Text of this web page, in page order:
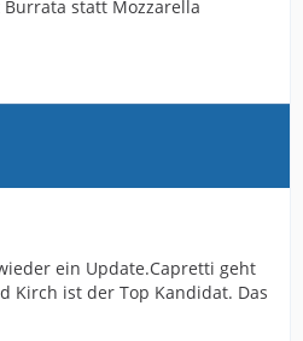
statt Mozzarella
ein Update.Capretti geht
Kirch ist der Top Kandidat. Das